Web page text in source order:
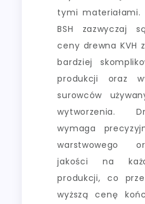
tymi materiałami.
BSH zazwyczaj
ceny drewna KVH
bardziej
produkcji oraz
surowców
wytworzenia.
wymaga
warstwowego
jakości na
produkcji, co
wyższą cenę